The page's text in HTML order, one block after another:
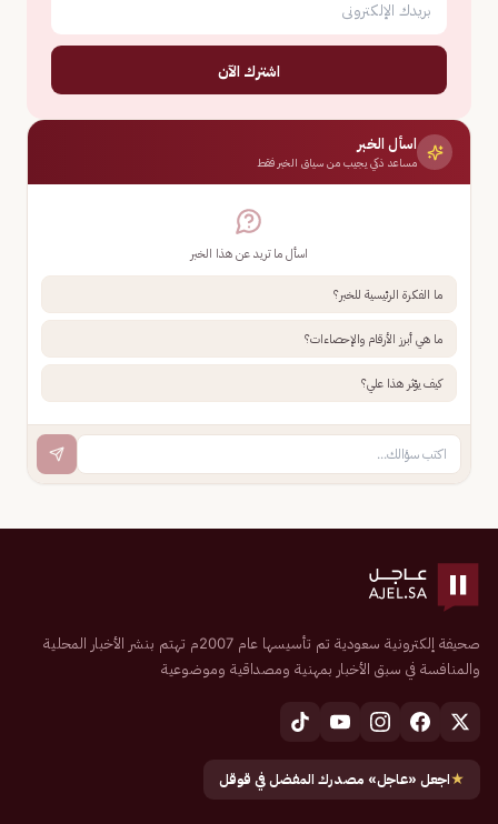
اشترك الآن
اسأل الخبر
مساعد ذكي يجيب من سياق الخبر فقط
اسأل ما تريد عن هذا الخبر
ما الفكرة الرئيسية للخبر؟
ما هي أبرز الأرقام والإحصاءات؟
كيف يؤثر هذا علي؟
صحيفة إلكترونية سعودية تم تأسيسها عام 2007م تهتم بنشر الأخبار المحلية
والمنافسة في سبق الأخبار بمهنية ومصداقية وموضوعية
★اجعل «عاجل» مصدرك المفضل في قوقل